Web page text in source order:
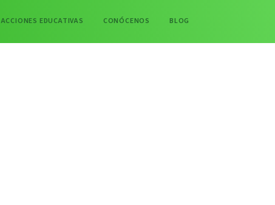
ACCIONES EDUCATIVAS CONÓCENOS BLOG